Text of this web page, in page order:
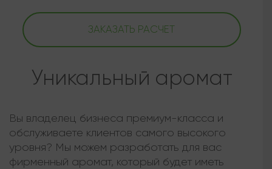
ЗАКАЗАТЬ РАСЧЕТ
Уникальный аромат
Вы владелец бизнеса премиум-класса и
обслуживаете клиентов самого высокого
уровня? Мы можем разработать для вас
фирменный аромат, который будет иметь